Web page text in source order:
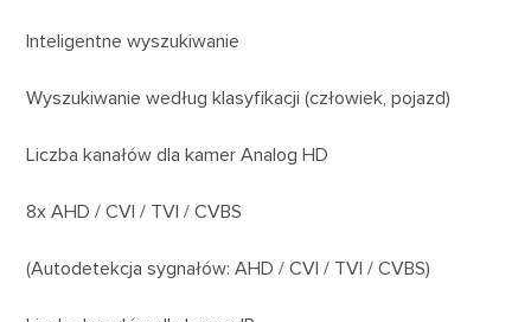
Inteligentne wyszukiwanie
Wyszukiwanie według klasyfikacji (człowiek, pojazd)
Liczba kanałów dla kamer Analog HD
8x AHD / CVI / TVI / CVBS
(Autodetekcja sygnałów: AHD / CVI / TVI / CVBS)